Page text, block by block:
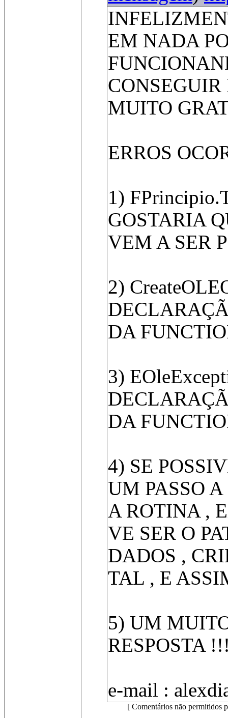
EM NADA
MUITO
ERROS
1)
GOSTARIA
VEM A SER
2)
DA
3)
DA
4) SE
UM PASSO
A ROTINA ,
VE SER O
DADOS ,
TAL , E
5) UM
RESPOSTA
e-mail :
[ Comentários não permitidos